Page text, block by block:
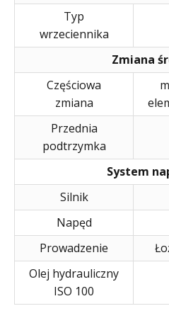
Typ
wrzeciennika
Zmiana
Częściowa
zmiana
Przednia
podtrzymka
System
Silnik
Napęd
Prowadzenie
Olej hydrauliczny
ISO 100